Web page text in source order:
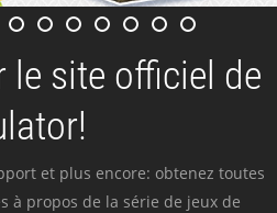
le site officiel de
et plus encore: obtenez toutes
à propos de la série de jeux de